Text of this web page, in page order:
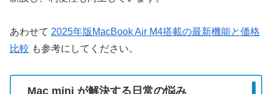
あわせて 2025年版MacBook Air M4搭載の最新機能と価格
比較 も参考にしてください。
Mac mini が解決する日常の悩み